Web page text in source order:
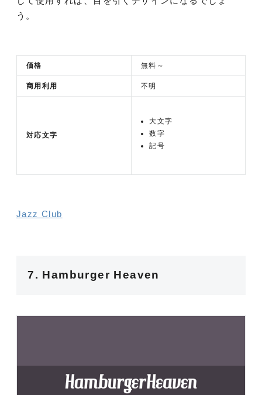
う。
価格 無料～
商用利用 不明
対応文字
大文字
数字
記号
Jazz Club
7. Hamburger Heaven